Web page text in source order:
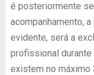
é posteriormente
acompanhamento,
evidente, será a
profissional durante
existem no máximo